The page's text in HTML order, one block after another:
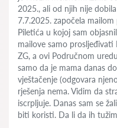
2025., ali od njih nije
7.7.2025. započela
Piletića u kojoj sam
mailove samo
ZG, a ovi Područnom
samo da je mama danas
vještačenje (odgovara
rješenja nema. Vidim da
iscrpljuje. Danas sam se
biti koristi. Da li da ih